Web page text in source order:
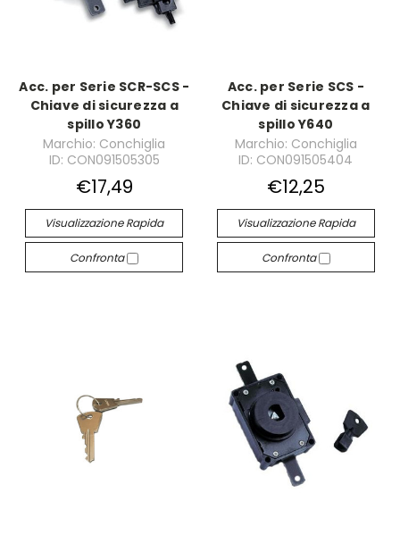
Acc. per Serie SCR-SCS -
Chiave di sicurezza a
spillo Y360
Marchio: Conchiglia
ID: CON091505305
€17,49
Visualizzazione Rapida
Confronta
Acc. per Serie SCS -
Chiave di sicurezza a
spillo Y640
Marchio: Conchiglia
ID: CON091505404
€12,25
Visualizzazione Rapida
Confronta